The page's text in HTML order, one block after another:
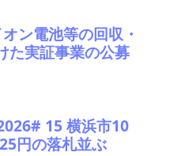
ン電池等の回収・
た実証事業の公募
15 横浜市10
円の落札並ぶ